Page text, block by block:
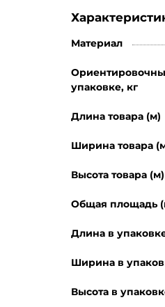
Материал
упаковке, кг
Длина товара (м)
Ширина товара
Высота товара (м)
Общая площадь
Длина в
Ширина в
Высота в